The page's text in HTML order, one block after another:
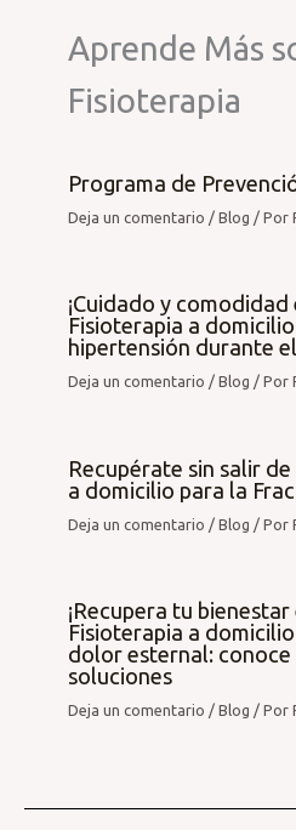
Aprende Más
Fisioterapia
Programa de
Deja un comentario /Blog / Por
¡Cuidado y comodidad
Fisioterapia a
hipertensión durante
Deja un comentario /Blog / Por
Recupérate sin salir
a domicilio para la
Deja un comentario /Blog / Por
¡Recupera tu bienestar
Fisioterapia a
dolor esternal: conoce
soluciones
Deja un comentario /Blog / Por